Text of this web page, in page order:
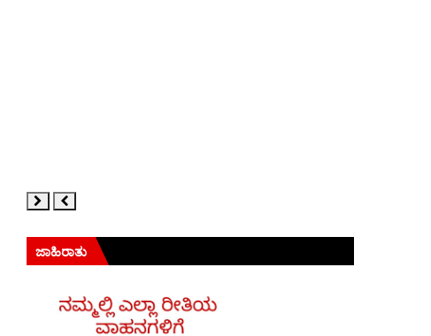
ಜಾಹಿರಾತು